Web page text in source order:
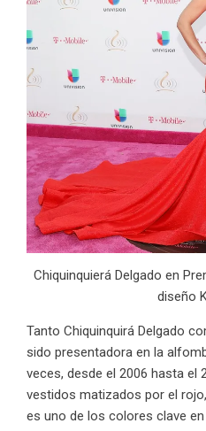
Chiquinquierá Delgado en
diseño
Tanto Chiquinquirá Delgado
sido presentadora en la
veces, desde el 2006 hasta el
vestidos matizados por el
es uno de los colores clave